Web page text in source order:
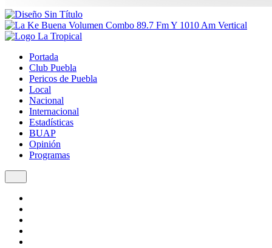
Portada
Club Puebla
Pericos de Puebla
Local
Nacional
Internacional
Estadísticas
BUAP
Opinión
Programas